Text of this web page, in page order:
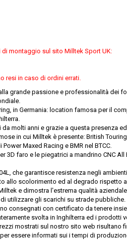
montaggio sul sito Milltek Sport UK:
resi in caso di ordini errati.
grande passione e professionalità dei
in Germania: location famosa per il
molti anni e grazie a questa presenza
in cui Milltek è presente: British
Maxed Racing e BMR nel BTCC.
3D faro e le piegatrici a mandrino CNC
che garantisce resistenza negli
allo scolorimento ed al degrado rispetto
e dimostra l'estrema qualità
utilizzare gli scarichi su strade
consegnati con certificato da tenere
svolta in Inghilterra ed i
mostrati sul nostro sito web risultano
essere informati sui i tempi di